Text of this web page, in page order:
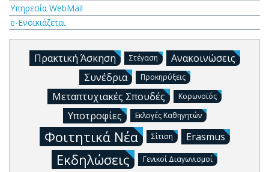
Υπηρεσία WebMail
e-Ενοικιάζεται
Πρακτική Άσκηση Στέγαση
Ανακοινώσεις
Συνέδρια
Προκηρύξεις
Μεταπτυχιακές Σπουδές Κορωνοϊός
Υποτροφίες Εκλογές Καθηγητών
Φοιτητικά Νέα Σίτιση Erasmus
Εκδηλώσεις
Γενικοί Διαγωνισμοί